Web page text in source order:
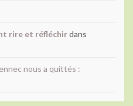
rire et réfléchirdans
nous a quittés :